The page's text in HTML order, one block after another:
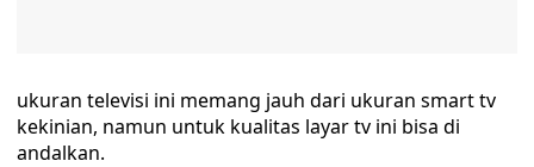
ukuran televisi ini memang jauh dari ukuran smart tv
kekinian, namun untuk kualitas layar tv ini bisa di
andalkan.